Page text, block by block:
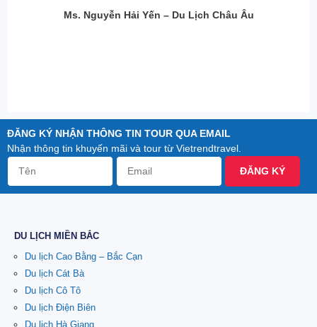
Ms. Nguyễn Hải Yến – Du Lịch Châu Âu
ĐĂNG KÝ NHẬN THÔNG TIN TOUR QUA EMAIL
Nhận thông tin khuyến mãi và tour từ Vietrendtravel.
ĐĂNG KÝ
DU LỊCH MIỀN BẮC
Du lịch Cao Bằng – Bắc Cạn
Du lịch Cát Bà
Du lịch Cô Tô
Du lịch Điện Biên
Du lịch Hà Giang